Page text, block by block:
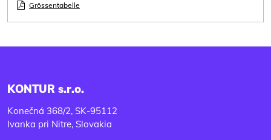
Grössentabelle
KONTUR s.r.o.
Konečná 368/2, SK-95112
Ivanka pri Nitre, Slovakia